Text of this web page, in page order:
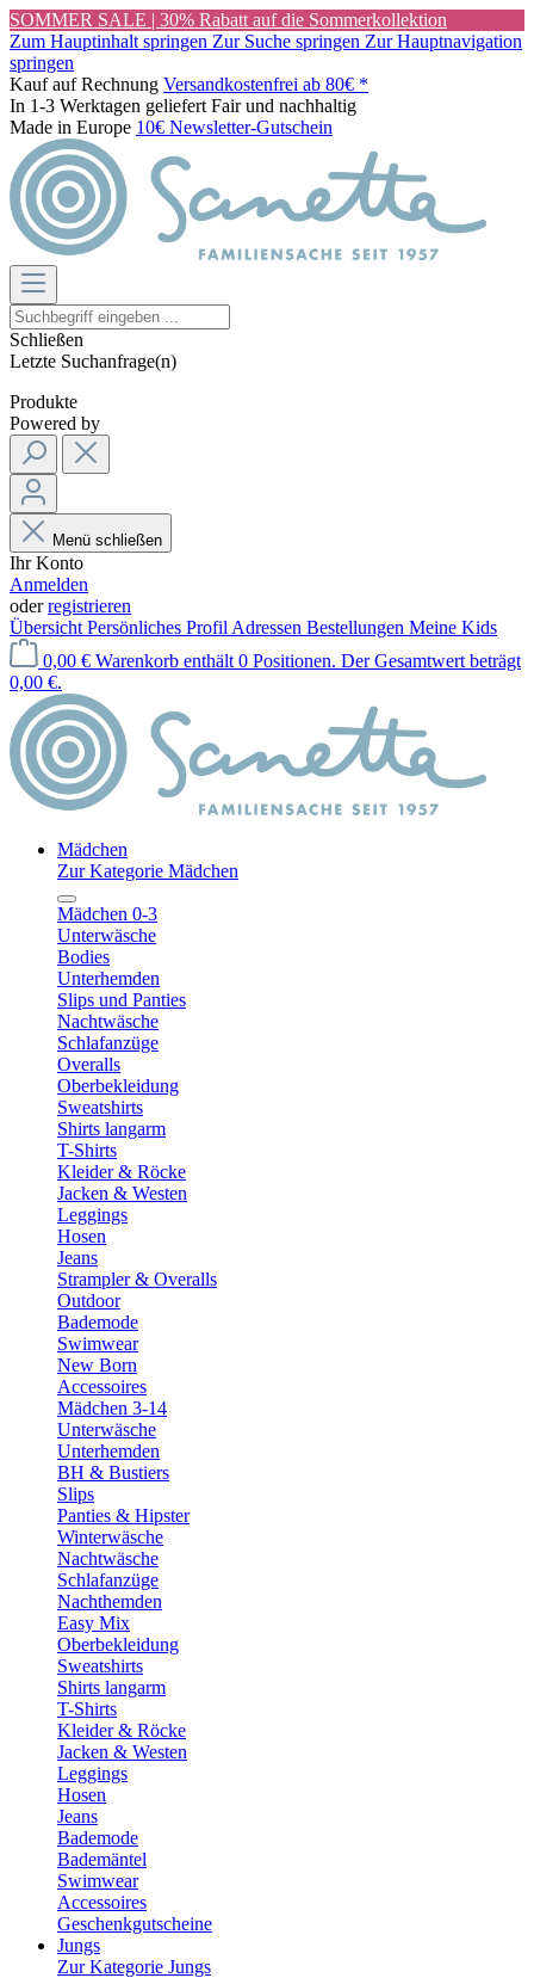
SOMMER SALE | 30% Rabatt auf die Sommerkollektion
Zum Hauptinhalt springen Zur Suche springen Zur Hauptnavigation
springen
Kauf auf Rechnung Versandkostenfrei ab 80€ *
In 1-3 Werktagen geliefert Fair und nachhaltig
Made in Europe 10€ Newsletter-Gutschein
Schließen
Letzte Suchanfrage(n)
Produkte
Powered by
Menü schließen
Ihr Konto
Anmelden
oderregistrieren
Übersicht Persönliches Profil Adressen Bestellungen Meine Kids
0,00 € Warenkorb enthält 0 Positionen. Der Gesamtwert beträgt
0,00 €.
Mädchen
Zur Kategorie Mädchen
Mädchen 0-3
Unterwäsche
Bodies
Unterhemden
Slips und Panties
Nachtwäsche
Schlafanzüge
Overalls
Oberbekleidung
Sweatshirts
Shirts langarm
T-Shirts
Kleider & Röcke
Jacken & Westen
Leggings
Hosen
Jeans
Strampler & Overalls
Outdoor
Bademode
Swimwear
New Born
Accessoires
Mädchen 3-14
Unterwäsche
Unterhemden
BH & Bustiers
Slips
Panties & Hipster
Winterwäsche
Nachtwäsche
Schlafanzüge
Nachthemden
Easy Mix
Oberbekleidung
Sweatshirts
Shirts langarm
T-Shirts
Kleider & Röcke
Jacken & Westen
Leggings
Hosen
Jeans
Bademode
Bademäntel
Swimwear
Accessoires
Geschenkgutscheine
Jungs
Zur Kategorie Jungs